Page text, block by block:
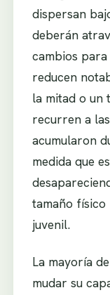
dispersan
deberán
cambios
reducen
la mitad o un
recurren a
acumularon
medida que
tamaño físico
juvenil.
La mayoría
mudar su